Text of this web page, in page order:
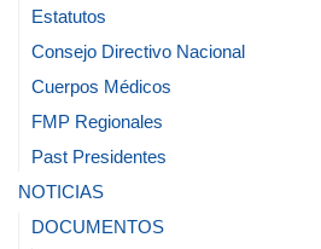
Estatutos
Consejo Directivo Nacional
Cuerpos Médicos
FMP Regionales
Past Presidentes
NOTICIAS
DOCUMENTOS